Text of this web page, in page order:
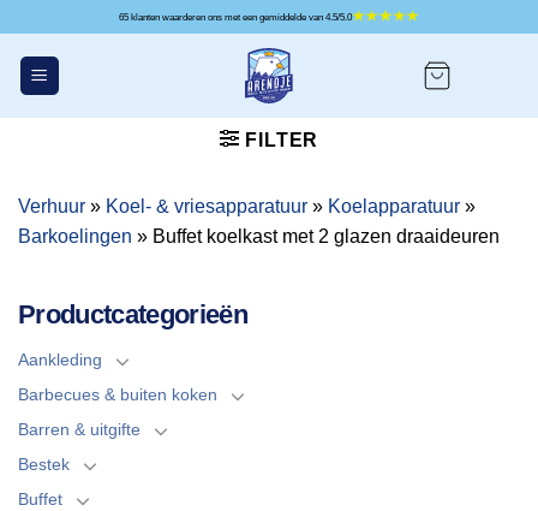
inhoud
65 klanten waarderen ons met een gemiddelde van 4.5/5.0
FILTER
Verhuur » Koel- & vriesapparatuur » Koelapparatuur »
Barkoelingen » Buffet koelkast met 2 glazen draaideuren
Productcategorieën
Aankleding
Barbecues & buiten koken
Barren & uitgifte
Bestek
Buffet